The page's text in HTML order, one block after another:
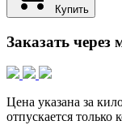
Купить
Заказать через
Цена указана за
отпускается только